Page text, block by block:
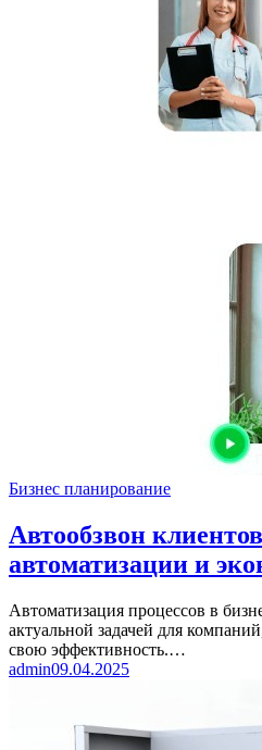
Бизнес планирование
Автообзвон
автоматизации и
Автоматизация процессов в
актуальной задачей для
свою эффективность.…
admin09.04.2025